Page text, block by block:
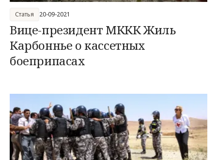
Вице-президент МККК Жиль
Карбоннье о кассетных
боеприпасах
Статья 20-09-2021